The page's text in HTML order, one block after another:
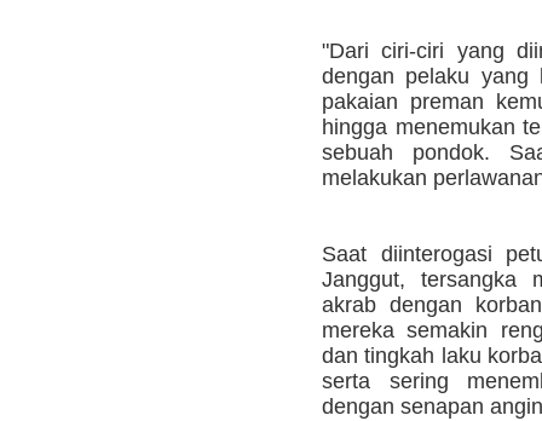
"Dari ciri-ciri yang
dengan pelaku yang
pakaian preman
hingga menemukan
sebuah pondok.
melakukan
Saat diinterogasi
Janggut, tersangka
akrab dengan
mereka semakin
dan tingkah laku
serta sering
dengan senapan